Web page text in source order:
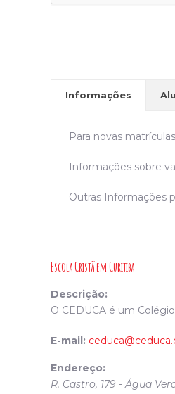
Informações
Para novas
Informações sobre
Outras Informações
Escola Cristã em Curitiba
Descrição:
O CEDUCA é um
E-mail:
Endereço:
R. Castro, 179 - Água